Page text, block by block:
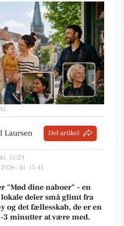
.
Laursen Del artikel
15:23
- kl. 15:41
"Mød dine naboer" - en
deler små glimt fra
og det fællesskab, de er en
3 minutter at være med.